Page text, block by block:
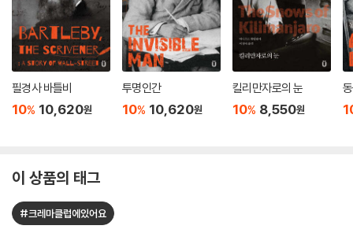
필경사 바틀비
10% 10,620원
투명인간
10% 10,620원
킬리만자로의 눈
10% 8,550원
이 상품의 태그
#크레마클럽에있어요